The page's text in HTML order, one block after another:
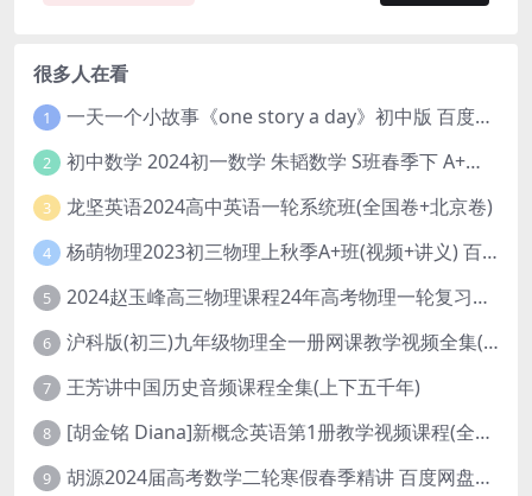
很多人在看
1 一天一个小故事《one story a day》初中版 百度网盘分享下载
2 初中数学 2024初一数学 朱韬数学 S班春季下 A+班春季下 百度云网盘
3 龙坚英语2024高中英语一轮系统班(全国卷+北京卷)
4 杨萌物理2023初三物理上秋季A+班(视频+讲义) 百度网盘分享
5 2024赵玉峰高三物理课程24年高考物理一轮复习网课教程
6 沪科版(初三)九年级物理全一册网课教学视频全集(录播版 杜春雨 66讲)
7 王芳讲中国历史音频课程全集(上下五千年)
8 [胡金铭 Diana]新概念英语第1册教学视频课程(全集 百度网盘下载)
9 胡源2024届高考数学二轮寒假春季精讲 百度网盘分享